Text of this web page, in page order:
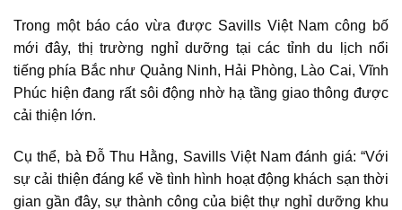
Trong một báo cáo vừa được Savills Việt Nam công bố
mới đây, thị trường nghỉ dưỡng tại các tỉnh du lịch nổi
tiếng phía Bắc như Quảng Ninh, Hải Phòng, Lào Cai, Vĩnh
Phúc hiện đang rất sôi động nhờ hạ tầng giao thông được
cải thiện lớn.
Cụ thể, bà Đỗ Thu Hằng, Savills Việt Nam đánh giá: “Với
sự cải thiện đáng kể về tình hình hoạt động khách sạn thời
gian gần đây, sự thành công của biệt thự nghỉ dưỡng khu